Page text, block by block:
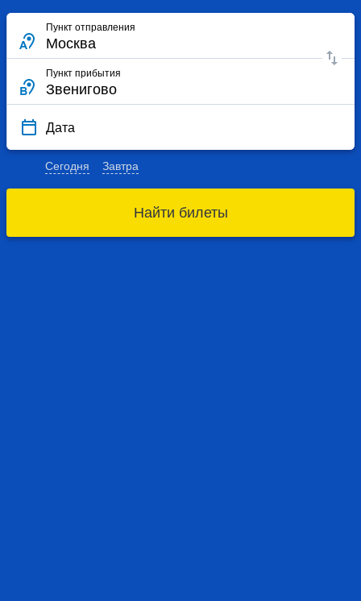
Пункт отправления
Пункт прибытия
Дата
Сегодня Завтра
Найти билеты